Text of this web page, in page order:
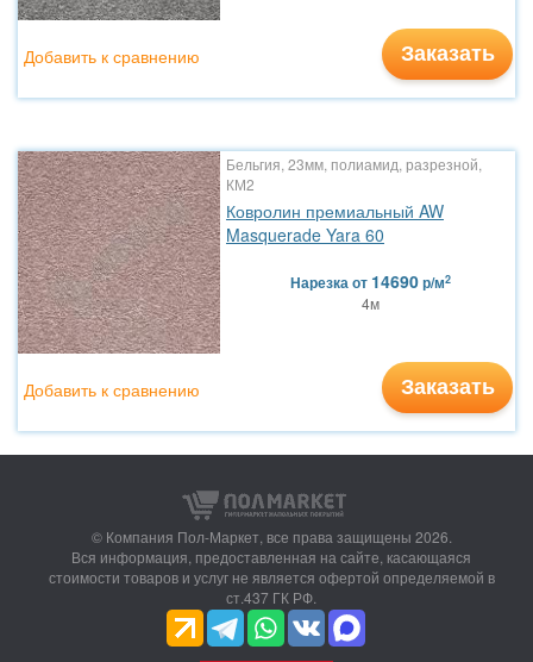
Заказать
Добавить к сравнению
Бельгия, 23мм, полиамид, разрезной,
КМ2
Ковролин премиальный AW
Masquerade Yara 60
Нарезкаот 14690р/м2
4м
Заказать
Добавить к сравнению
© Компания Пол-Маркет, все права защищены 2026.
Вся информация, предоставленная на сайте, касающаяся
стоимости товаров и услуг не является офертой определяемой в
ст.437 ГК РФ.